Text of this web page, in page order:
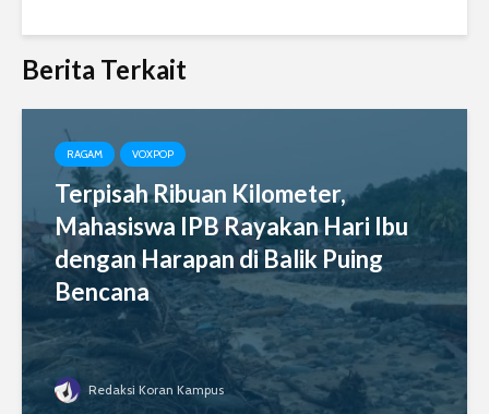
Berita Terkait
RAGAM VOXPOP
Terpisah Ribuan Kilometer,
Mahasiswa IPB Rayakan Hari Ibu
dengan Harapan di Balik Puing
Bencana
Redaksi Koran Kampus